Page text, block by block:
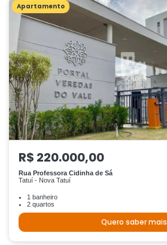
Apartamento
R$ 220.000,00
Rua Professora Cidinha de Sá
Tatuí - Nova Tatuí
1 banheiro
2 quartos
Quero saber mais